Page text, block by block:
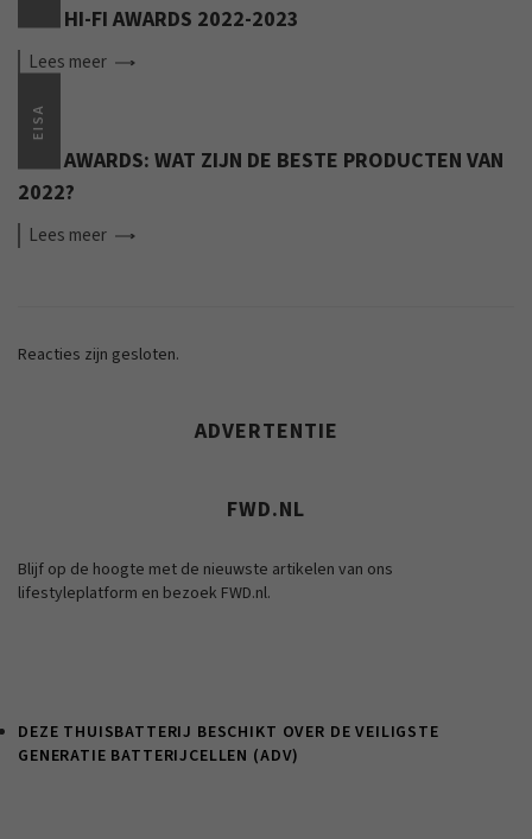
EISA HI-FI AWARDS 2022-2023
Lees meer
EISA
EISA AWARDS: WAT ZIJN DE BESTE PRODUCTEN VAN
2022?
Lees meer
Reacties zijn gesloten.
ADVERTENTIE
FWD.NL
Blijf op de hoogte met de nieuwste artikelen van ons
lifestyleplatform en bezoek FWD.nl.
DEZE THUISBATTERIJ BESCHIKT OVER DE VEILIGSTE
GENERATIE BATTERIJCELLEN (ADV)